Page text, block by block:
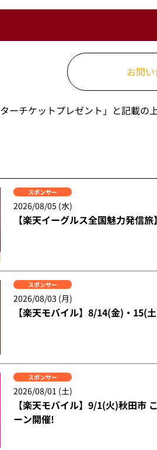
お問
ーチケットプレゼント」と記載の
スポンサー
2026/08/05 (水)
【楽天イーグルス全国魅力発信
スポンサー
2026/08/03 (月)
【楽天モバイル】8/14(金)・15(
スポンサー
2026/08/01 (土)
【楽天モバイル】9/1(火)秋田市
ーン開催!